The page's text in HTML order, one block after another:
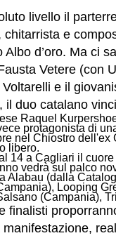
livello il
chitarrista e
Albo d’oro. Ma ci
Vetere (con
Voltarelli e il
il duo catalano
Raquel
protagonista di
nel Chiostro dell'ex
libero.
14 a Cagliari il
vedrà sul palco
Alabau (dalla
Looping
(Campania),
finalisti
manifestazione,